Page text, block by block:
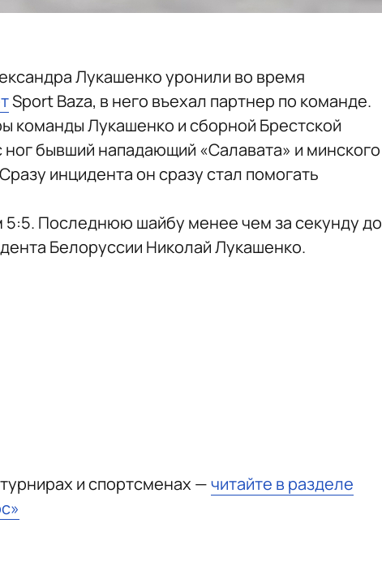
Лукашенко уронили во время
Sport Baza, в него въехал партнер по команде.
команды Лукашенко и сборной Брестской
бывший нападающий «Салавата» и минского
инцидента он сразу стал помогать
5:5. Последнюю шайбу менее чем за секунду до
Белоруссии Николай Лукашенко.
и спортсменах —читайте в разделе